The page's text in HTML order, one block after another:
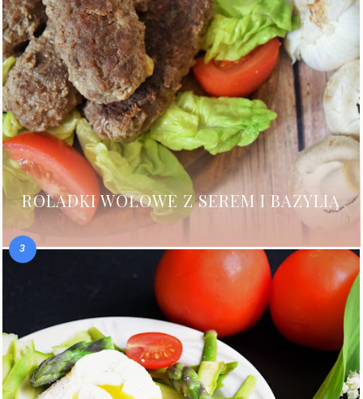
ROLADKI WOŁOWE Z SEREM I BAZYLIĄ